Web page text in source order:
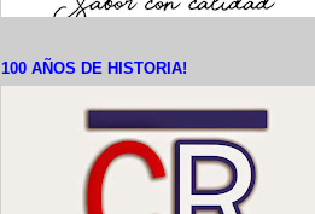
100 AÑOS DE HISTORIA!